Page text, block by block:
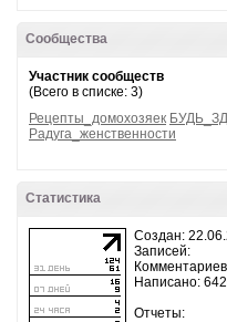
Сообщества
Участник сообществ
(Всего в списке: 3)
Рецепты_домохозяек
Радуга_женственности
Статистика
Создан:
Записей:
Написано:
Отчеты: